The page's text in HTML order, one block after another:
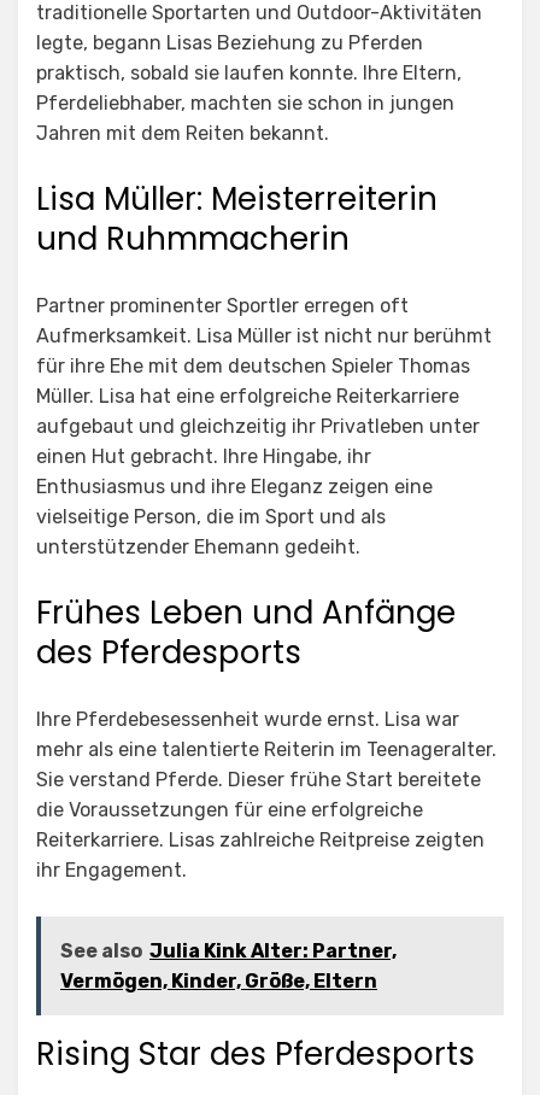
traditionelle Sportarten und Outdoor-Aktivitäten
legte, begann Lisas Beziehung zu Pferden
praktisch, sobald sie laufen konnte. Ihre Eltern,
Pferdeliebhaber, machten sie schon in jungen
Jahren mit dem Reiten bekannt.
Lisa Müller: Meisterreiterin
und Ruhmmacherin
Partner prominenter Sportler erregen oft
Aufmerksamkeit. Lisa Müller ist nicht nur berühmt
für ihre Ehe mit dem deutschen Spieler Thomas
Müller. Lisa hat eine erfolgreiche Reiterkarriere
aufgebaut und gleichzeitig ihr Privatleben unter
einen Hut gebracht. Ihre Hingabe, ihr
Enthusiasmus und ihre Eleganz zeigen eine
vielseitige Person, die im Sport und als
unterstützender Ehemann gedeiht.
Frühes Leben und Anfänge
des Pferdesports
Ihre Pferdebesessenheit wurde ernst. Lisa war
mehr als eine talentierte Reiterin im Teenageralter.
Sie verstand Pferde. Dieser frühe Start bereitete
die Voraussetzungen für eine erfolgreiche
Reiterkarriere. Lisas zahlreiche Reitpreise zeigten
ihr Engagement.
See also Julia Kink Alter: Partner,
Vermögen, Kinder, Größe, Eltern
Rising Star des Pferdesports